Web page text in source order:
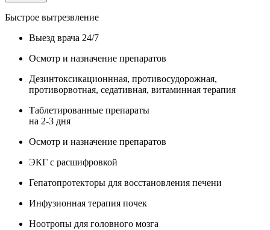
Быстрое вытрезвление
Выезд врача 24/7
Осмотр и назначение препаратов
Дезинтоксикационнная, противосудорожная,
противорвотная, седативная, витаминная терапия
Таблетированные препараты
на 2-3 дня
Осмотр и назначение препаратов
ЭКГ с расшифровкой
Гепатопротекторы для восстановления печени
Инфузионная терапия почек
Ноотропы для головного мозга